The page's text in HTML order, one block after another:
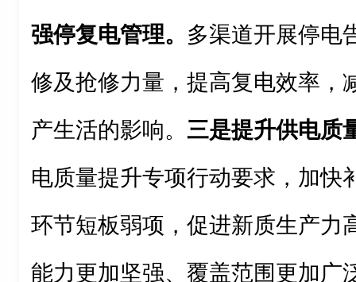
强停复电管理。 多渠道开展停电
修及抢修力量，提高复电效率，
产生活的影响。 三是提升供电质
电质量提升专项行动要求，加快
环节短板弱项，促进新质生产力
能力更加坚强、覆盖范围更加广